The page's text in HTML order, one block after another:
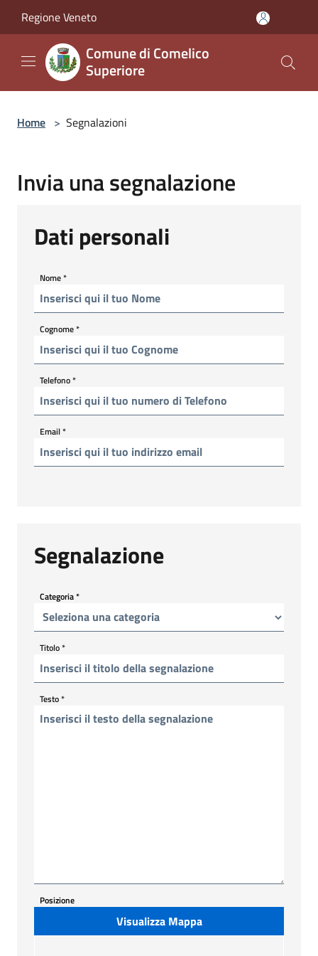
Regione Veneto
Comune di Comelico
Superiore
Home > Segnalazioni
Invia una segnalazione
Dati personali
Nome*
Cognome*
Telefono*
Email*
Segnalazione
Categoria*
Titolo*
Testo*
Posizione
Visualizza Mappa